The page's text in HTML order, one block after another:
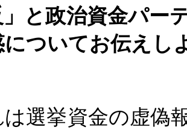
と政治資金パー
についてお伝え
選挙資金の虚偽